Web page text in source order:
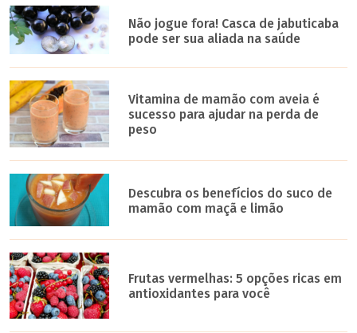
Não jogue fora! Casca de jabuticaba
pode ser sua aliada na saúde
Vitamina de mamão com aveia é
sucesso para ajudar na perda de
peso
Descubra os benefícios do suco de
mamão com maçã e limão
Frutas vermelhas: 5 opções ricas em
antioxidantes para você